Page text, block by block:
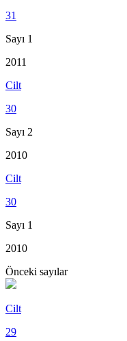
31
Sayı 1
2011
Cilt
30
Sayı 2
2010
Cilt
30
Sayı 1
2010
Önceki sayılar
Cilt
29